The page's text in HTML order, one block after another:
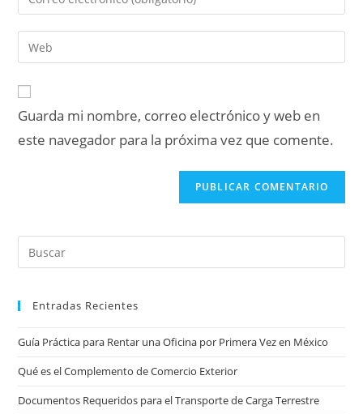
Guarda mi nombre, correo electrónico y web en
este navegador para la próxima vez que comente.
Entradas Recientes
Guía Práctica para Rentar una Oficina por Primera Vez en México
Qué es el Complemento de Comercio Exterior
Documentos Requeridos para el Transporte de Carga Terrestre